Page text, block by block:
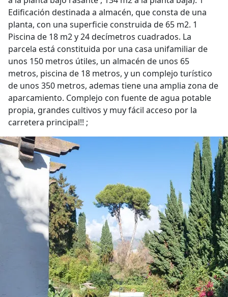
Edificación destinada a almacén, que consta de una
planta, con una superficie construida de 65 m2. 1
Piscina de 18 m2 y 24 decímetros cuadrados. La
parcela está constituida por una casa unifamiliar de
unos 150 metros útiles, un almacén de unos 65
metros, piscina de 18 metros, y un complejo turístico
de unos 350 metros, ademas tiene una amplia zona de
aparcamiento. Complejo con fuente de agua potable
propia, grandes cultivos y muy fácil acceso por la
carretera principal!! ;